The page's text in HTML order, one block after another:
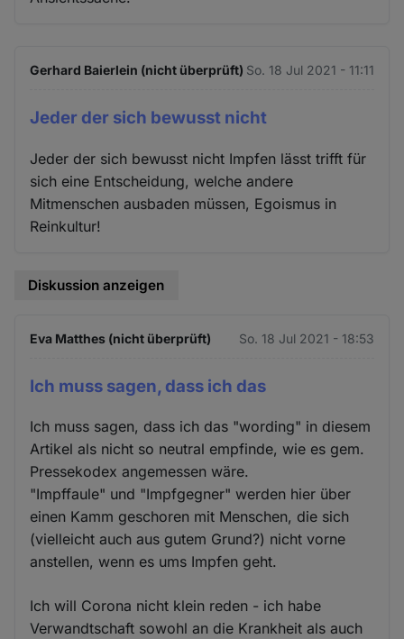
Gerhard Baierlein (nicht überprüft) So. 18 Jul 2021 - 11:11
Jeder der sich bewusst nicht
Jeder der sich bewusst nicht Impfen lässt trifft für
sich eine Entscheidung, welche andere
Mitmenschen ausbaden müssen, Egoismus in
Reinkultur!
Diskussion anzeigen
Eva Matthes (nicht überprüft) So. 18 Jul 2021 - 18:53
Ich muss sagen, dass ich das
Ich muss sagen, dass ich das "wording" in diesem
Artikel als nicht so neutral empfinde, wie es gem.
Pressekodex angemessen wäre.
"Impffaule" und "Impfgegner" werden hier über
einen Kamm geschoren mit Menschen, die sich
(vielleicht auch aus gutem Grund?) nicht vorne
anstellen, wenn es ums Impfen geht.
Ich will Corona nicht klein reden - ich habe
Verwandtschaft sowohl an die Krankheit als auch